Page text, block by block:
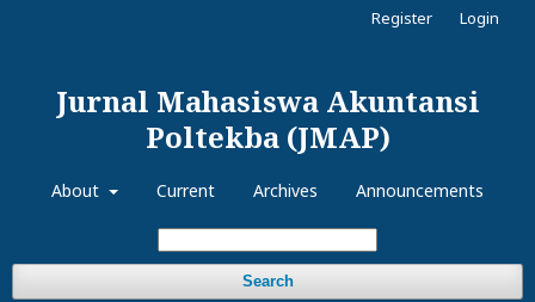
Jurnal Mahasiswa Akuntansi
Poltekba (JMAP)
About Current Archives Announcements
Search
Register Login